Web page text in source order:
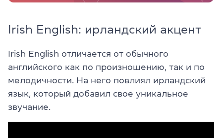
Irish English: ирландский акцент
Irish English отличается от обычного
английского как по произношению, так и по
мелодичности. На него повлиял ирландский
язык, который добавил свое уникальное
звучание.